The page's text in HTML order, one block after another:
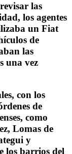
las
los agentes
un Fiat
de
las
una vez
con los
de
como
Lomas de
y
los barrios del